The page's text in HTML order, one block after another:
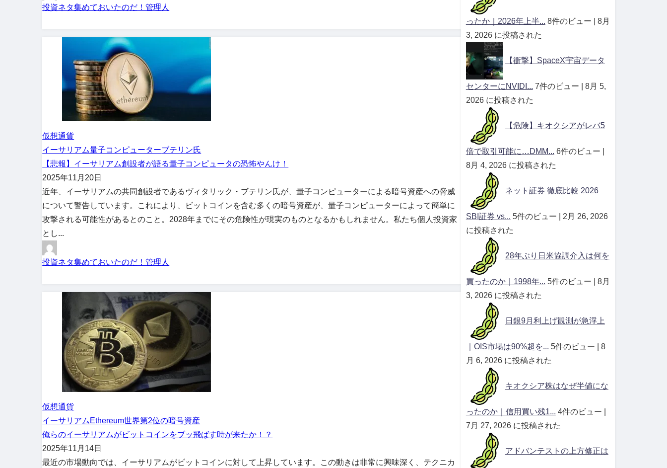
投資ネタ集めておいたのだ！管理人
仮想通貨
イーサリアム量子コンピューターブテリン氏
【悲報】イーサリアム創設者が語る量子コンピュータの恐怖やんけ！
2025年11月20日
近年、イーサリアムの共同創設者であるヴィタリック・ブテリン氏が、量子コンピューターによる暗号資産への脅威
について警告しています。これにより、ビットコインを含む多くの暗号資産が、量子コンピューターによって簡単に
攻撃される可能性があるとのこと。2028年までにその危険性が現実のものとなるかもしれません。私たち個人投資家
とし...
投資ネタ集めておいたのだ！管理人
仮想通貨
イーサリアム Ethereum世界第2位の暗号資産
俺らのイーサリアムがビットコインをブッ飛ばす時が来たか！？
2025年11月14日
最近の市場動向では、イーサリアムがビットコインに対して上昇しています。この動きは非常に興味深く、テクニカ
ったか｜2026年上半... 8件のビュー
8月
3, 2026 に投稿された
【衝撃】SpaceX宇宙データ
センターにNVIDI... 7件のビュー
8月 5,
2026 に投稿された
【危険】キオクシアがレバ5
倍で取引可能に…DMM... 6件のビュー
8月 4, 2026 に投稿された
ネット証券 徹底比較 2026
SBI証券 vs... 5件のビュー
2月 26, 2026
に投稿された
28年ぶり日米協調介入は何を
買ったのか｜1998年... 5件のビュー
8月
3, 2026 に投稿された
日銀9月利上げ観測が急浮上
｜OIS市場は90%超を... 5件のビュー
8
月 6, 2026 に投稿された
キオクシア株はなぜ半値にな
ったのか｜信用買い残1... 4件のビュー
7月 27, 2026 に投稿された
アドバンテストの上方修正は